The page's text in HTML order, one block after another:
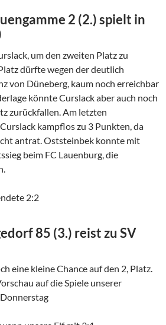
2 (2.) spielt in
um den zweiten Platz zu
dürfte wegen der deutlich
von Düneberg, kaum noch erreichbar
könnte Curslack aber auch noch
zurückfallen. Am letzten
kampflos zu 3 Punkten, da
antrat. Oststeinbek konnte mit
beim FC Lauenburg, die
2:2
85 (3.) reist zu SV
eine kleine Chance auf den 2, Platz.
auf die Spiele unserer